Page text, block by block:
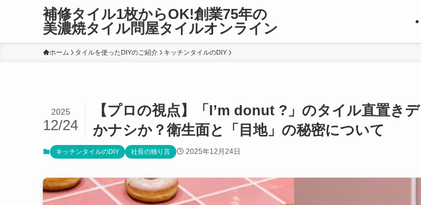
補修タイル1枚からOK!創業75年の
美濃焼タイル問屋タイルオンライン
ホーム タイルを使ったDIYのご紹介 キッチンタイルのDIY
【プロの視点】「I’m donut ?」のタイル直置き
かナシか？衛生面と「目地」の秘密について
2025
12/24
キッチンタイルのDIY 社長の独り言 2025年12月24日